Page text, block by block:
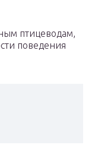
птицеводам,
поведения